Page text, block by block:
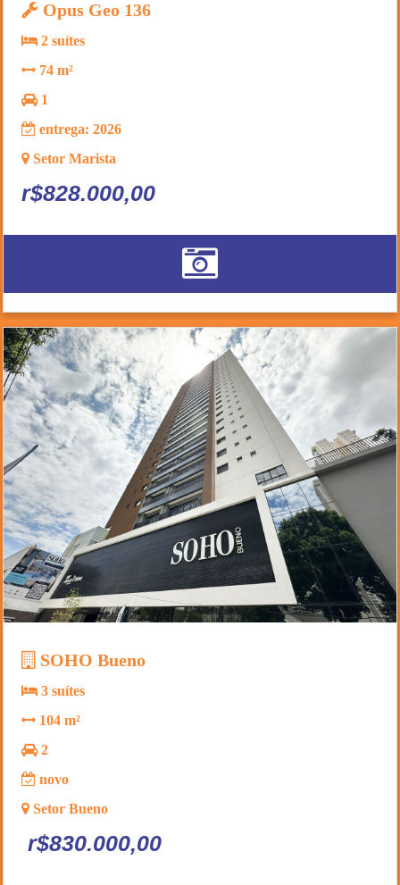
Opus Geo 136
2 suítes
74 m²
1
entrega: 2026
Setor Marista
r$828.000,00
SOHO Bueno
3 suítes
104 m²
2
novo
Setor Bueno
r$830.000,00